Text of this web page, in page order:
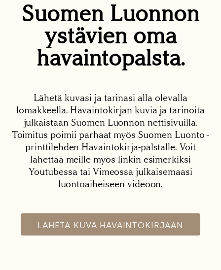
Suomen Luonnon
ystävien oma
havaintopalsta.
Lähetä kuvasi ja tarinasi alla olevalla
lomakkeella. Havaintokirjan kuvia ja tarinoita
julkaistaan Suomen Luonnon nettisivuilla.
Toimitus poimii parhaat myös Suomen Luonto -
printtilehden Havaintokirja-palstalle. Voit
lähettää meille myös linkin esimerkiksi
Youtubessa tai Vimeossa julkaisemaasi
luontoaiheiseen videoon.
LÄHETÄ KUVA HAVAINTOKIRJAAN